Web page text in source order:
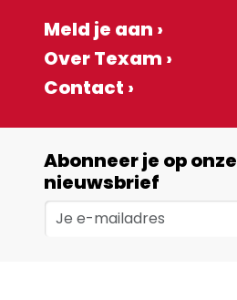
Meld je aan ›
Over Texam ›
Contact ›
Abonneer je op onze
nieuwsbrief